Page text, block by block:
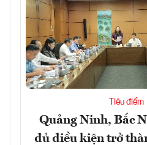
Tiêu điểm
Quảng Ninh, Bắc
đủ điều kiện trở